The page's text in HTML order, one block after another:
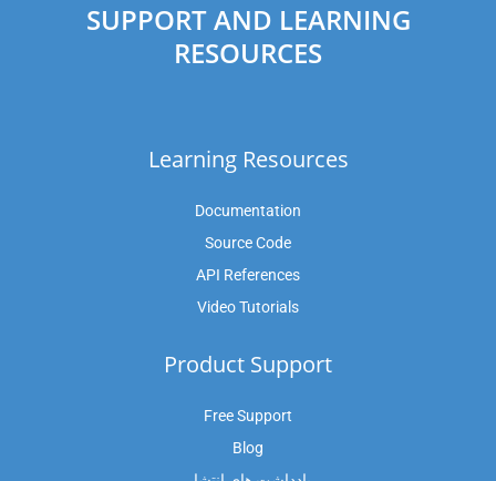
SUPPORT AND LEARNING
RESOURCES
Learning Resources
Documentation
Source Code
API References
Video Tutorials
Product Support
Free Support
Blog